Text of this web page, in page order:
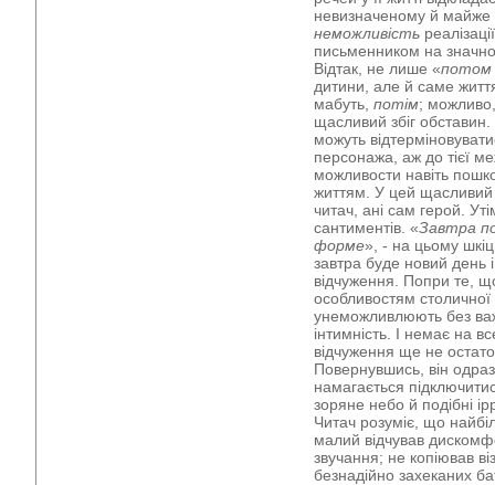
невизначеному й
неможливість
письменником на значно
Відтак, не лише «потом
дитини, але й саме
мабуть, потім;
щасливий збіг
можуть
персонажа, аж до тієї
можливости навіть
життям. У цей щасливий
читач, ані сам герой.
сантиментів. «Завтра
форме», - на цьому
завтра буде новий день
відчуження. Попри те,
особливостям
унеможливлюють без
інтимність. І немає на
відчуження ще не
Повернувшись, він
намагається
зоряне небо й подібні
Читач розуміє, що
малий відчував
звучання; не копіював
безнадійно захеканих